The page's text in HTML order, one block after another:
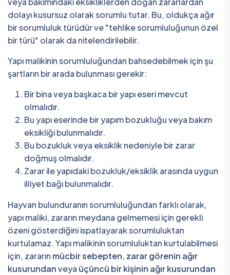
dolayı kusursuz olarak sorumlu tutar. Bu, oldukça ağır
bir sorumluluk türüdür ve "tehlike sorumluluğunun özel
bir türü" olarak da nitelendirilebilir.
Yapı malikinin sorumluluğundan bahsedebilmek için şu
şartların bir arada bulunması gerekir:
Bir bina veya başkaca bir yapı eseri mevcut
olmalıdır.
Bu yapı eserinde bir yapım bozukluğu veya bakım
eksikliği bulunmalıdır.
Bu bozukluk veya eksiklik nedeniyle bir zarar
doğmuş olmalıdır.
Zarar ile yapıdaki bozukluk/eksiklik arasında uygun
illiyet bağı bulunmalıdır.
Hayvan bulunduranın sorumluluğundan farklı olarak,
yapı maliki, zararın meydana gelmemesi için gerekli
özeni gösterdiğini ispatlayarak sorumluluktan
kurtulamaz. Yapı malikinin sorumluluktan kurtulabilmesi
için, zararın mücbir sebepten, zarar görenin ağır
kusurundanveya üçüncü bir kişinin ağır kusurundan